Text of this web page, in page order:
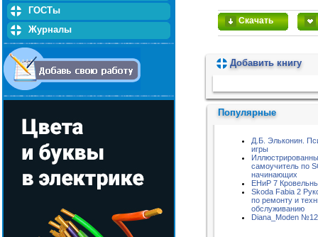
ГОСТы
Журналы
Скачать
Добавить книгу
Популярные
Д.Б. Эльконин.
игры
самоучитель по
начинающих
ЕНиР 7
Skoda Fabia 2
по ремонту и
обслуживанию
Diana_Moden